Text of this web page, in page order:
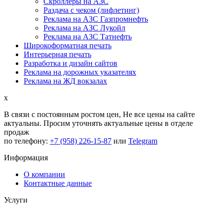
Раздача с чеком (лифлетинг)
Реклама на АЗС Газпромнефть
Реклама на АЗС Лукойл
Реклама на АЗС Татнефть
Широкоформатная печать
Интерьерная печать
Разработка и дизайн сайтов
Реклама на дорожных указателях
Реклама на ЖД вокзалах
x
В связи с постоянным ростом цен, Не все цены на сайте
актуальны. Просим уточнять актуальные цены в отделе
продаж
по телефону: +7 (958) 226-15-87 или Telegram
Информация
О компании
Контактные данные
Услуги